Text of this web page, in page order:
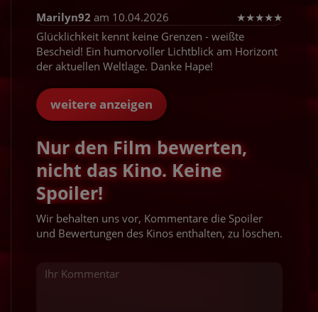
Marilyn92 am 10.04.2026 ★★★★★
Glücklichkeit kennt keine Grenzen - weißte
Bescheid! Ein humorvoller Lichtblick am Horizont
der aktuellen Weltlage. Danke Hape!
weitere anzeigen
Nur den Film bewerten,
nicht das Kino. Keine
Spoiler!
Wir behalten uns vor, Kommentare die Spoiler
und Bewertungen des Kinos enthalten, zu löschen.